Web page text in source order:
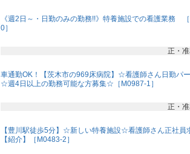
《週2日～・日勤のみの勤務!!》特養施設での看護業務
0］
正・
車通勤OK！【茨木市の969床病院】☆看護師さん日勤パ
☆週4日以上の勤務可能な方募集☆［M0987-1］
正・
【豊川駅徒歩5分】☆新しい特養施設☆看護師さん正社
【紹介】［M0483-2］